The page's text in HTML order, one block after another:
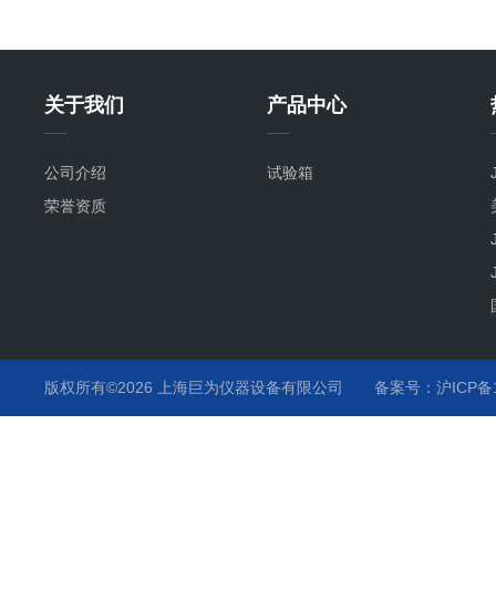
关于我们
公司介绍
荣誉资质
产品中心
试验箱
版权所有©2026 上海巨为仪器设备有限公司 备案号：沪ICP